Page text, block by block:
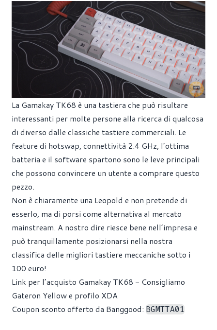
La Gamakay TK68 è una tastiera che può risultare
interessanti per molte persone alla ricerca di qualcosa
di diverso dalle classiche tastiere commerciali. Le
feature di hotswap, connettività 2.4 GHz, l’ottima
batteria e il software spartono sono le leve principali
che possono convincere un utente a comprare questo
pezzo.
Non è chiaramente una Leopold e non pretende di
esserlo, ma di porsi come alternativa al mercato
mainstream. A nostro dire riesce bene nell’impresa e
può tranquillamente posizionarsi nella nostra
classifica delle migliori tastiere meccaniche sotto i
100 euro!
Link per l’acquisto Gamakay TK68 - Consigliamo
Gateron Yellow e profilo XDA
Coupon sconto offerto da Banggood: BGMTTA01